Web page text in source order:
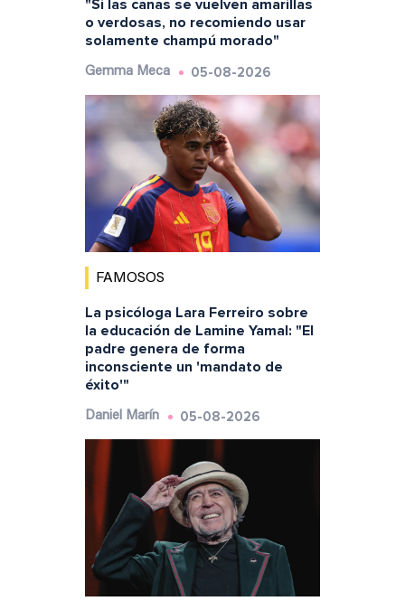
"Si las canas se vuelven amarillas
o verdosas, no recomiendo usar
solamente champú morado"
Gemma Meca 05-08-2026
FAMOSOS
La psicóloga Lara Ferreiro sobre
la educación de Lamine Yamal: "El
padre genera de forma
inconsciente un 'mandato de
éxito'"
Daniel Marín 05-08-2026